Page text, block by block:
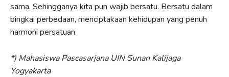
sama. Sehingganya kita pun wajib bersatu. Bersatu dalam
bingkai perbedaan, menciptakaan kehidupan yang penuh
harmoni persatuan.
*) Mahasiswa Pascasarjana UIN Sunan Kalijaga
Yogyakarta